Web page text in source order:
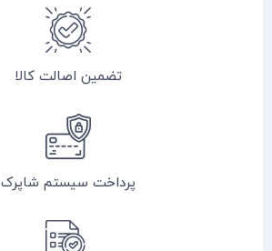
تضمین اصالت کالا
پرداخت سیستم شاپرک